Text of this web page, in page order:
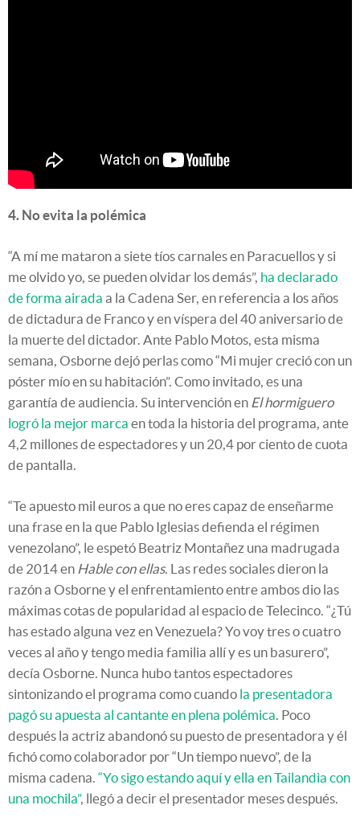
4. No evita la polémica
“A mí me mataron a siete tíos carnales en Paracuellos y si
me olvido yo, se pueden olvidar los demás”, ha declarado
de forma airada a la Cadena Ser, en referencia a los años
de dictadura de Franco y en víspera del 40 aniversario de
la muerte del dictador. Ante Pablo Motos, esta misma
semana, Osborne dejó perlas como “Mi mujer creció con un
póster mío en su habitación”. Como invitado, es una
garantía de audiencia. Su intervención en El hormiguero
logró la mejor marca en toda la historia del programa, ante
4,2 millones de espectadores y un 20,4 por ciento de cuota
de pantalla.
“Te apuesto mil euros a que no eres capaz de enseñarme
una frase en la que Pablo Iglesias defienda el régimen
venezolano”, le espetó Beatriz Montañez una madrugada
de 2014 en Hable con ellas. Las redes sociales dieron la
razón a Osborne y el enfrentamiento entre ambos dio las
máximas cotas de popularidad al espacio de Telecinco. “¿Tú
has estado alguna vez en Venezuela? Yo voy tres o cuatro
veces al año y tengo media familia allí y es un basurero”,
decía Osborne. Nunca hubo tantos espectadores
sintonizando el programa como cuando la presentadora
pagó su apuesta al cantante en plena polémica. Poco
después la actriz abandonó su puesto de presentadora y él
fichó como colaborador por “Un tiempo nuevo”, de la
misma cadena. “Yo sigo estando aquí y ella en Tailandia con
una mochila”, llegó a decir el presentador meses después.